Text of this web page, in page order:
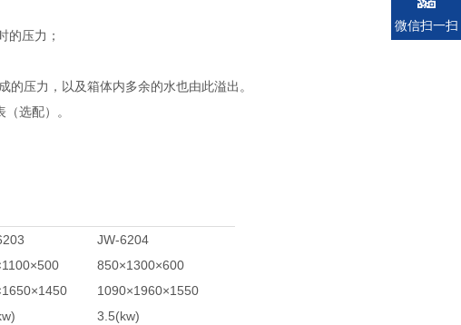
的压力；
压力，以及箱体内多余的水也由此溢出。
选配）。
JW-6204
850×1300×600
1090×1960×1550
3.5(kw)
微信扫一扫